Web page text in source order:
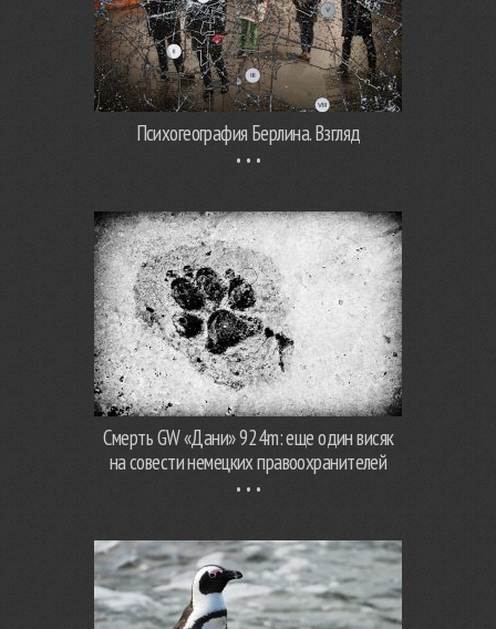
Психогеография Берлина. Взгляд
Смерть GW «Дани» 924m: еще один висяк
на совести немецких правоохранителей